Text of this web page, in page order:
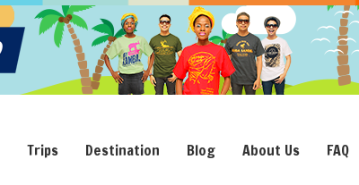
Trips Destination Blog About Us FAQ